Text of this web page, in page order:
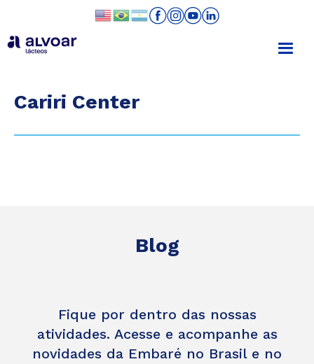
Cariri Center
Blog
Fique por dentro das nossas
atividades. Acesse e acompanhe as
novidades da Embaré no Brasil e no